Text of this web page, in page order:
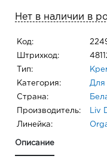
Нет в наличии в
Код:
Штрихкод:
Тип:
Категория: Для
Страна:
Производитель: Liv
Линейка:
Описание